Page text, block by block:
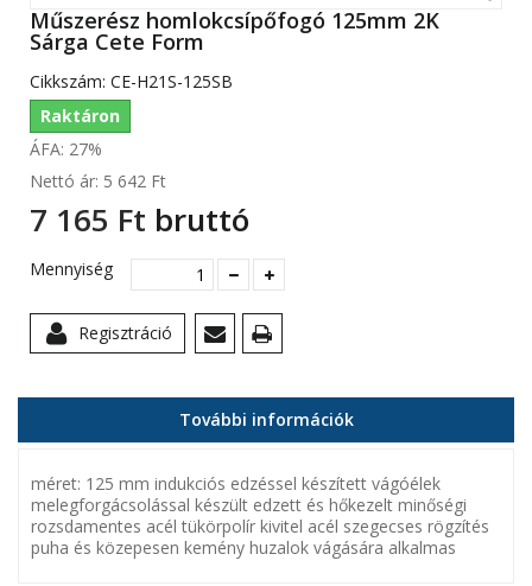
Műszerész homlokcsípőfogó 125mm 2K
Sárga Cete Form
Cikkszám: CE-H21S-125SB
Raktáron
ÁFA: 27%
Nettó ár: 5 642 Ft‎
7 165 Ft‎ bruttó
Mennyiség
Regisztráció
További információk
méret: 125 mm indukciós edzéssel készített vágóélek
melegforgácsolással készült edzett és hőkezelt minőségi
rozsdamentes acél tükörpolír kivitel acél szegecses rögzítés
puha és közepesen kemény huzalok vágására alkalmas